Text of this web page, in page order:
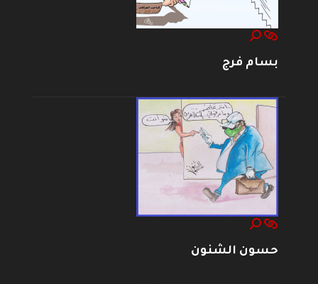
بسام فرج
حسون الشنون